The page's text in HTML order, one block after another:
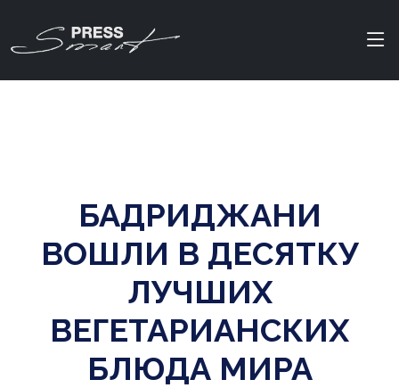
БАДРИДЖАНИ
ВОШЛИ В ДЕСЯТКУ
ЛУЧШИХ
ВЕГЕТАРИАНСКИХ
БЛЮДА МИРА